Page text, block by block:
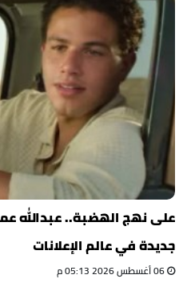
على نهج الهضبة.. عبدالله
جديدة في عالم الإعلانات